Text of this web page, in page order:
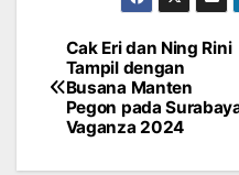
Navigasi
pos
Cak Eri dan Ning Rini
Tampil dengan
Busana Manten
Pegon pada
Vaganza 2024